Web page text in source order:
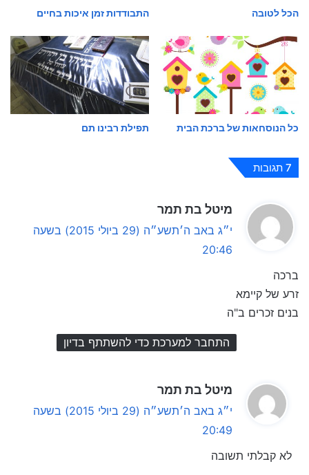
הכל לטובה התבודדות זמן איכות בחיים
כל הנוסחאות של ברכת הבית תפילת רבינו תם
7 תגובות
מיטל בת תמר
ג
י״ג באב ה׳תשע״ה (29 ביולי 2015) בשעה
20:46
ברכה
זרע של קיימא
בנים זכרים ב"ה
התחבר למערכת כדי להשתתף בדיון
מיטל בת תמר
ג
י״ג באב ה׳תשע״ה (29 ביולי 2015) בשעה
20:49
לא קבלתי תשובה